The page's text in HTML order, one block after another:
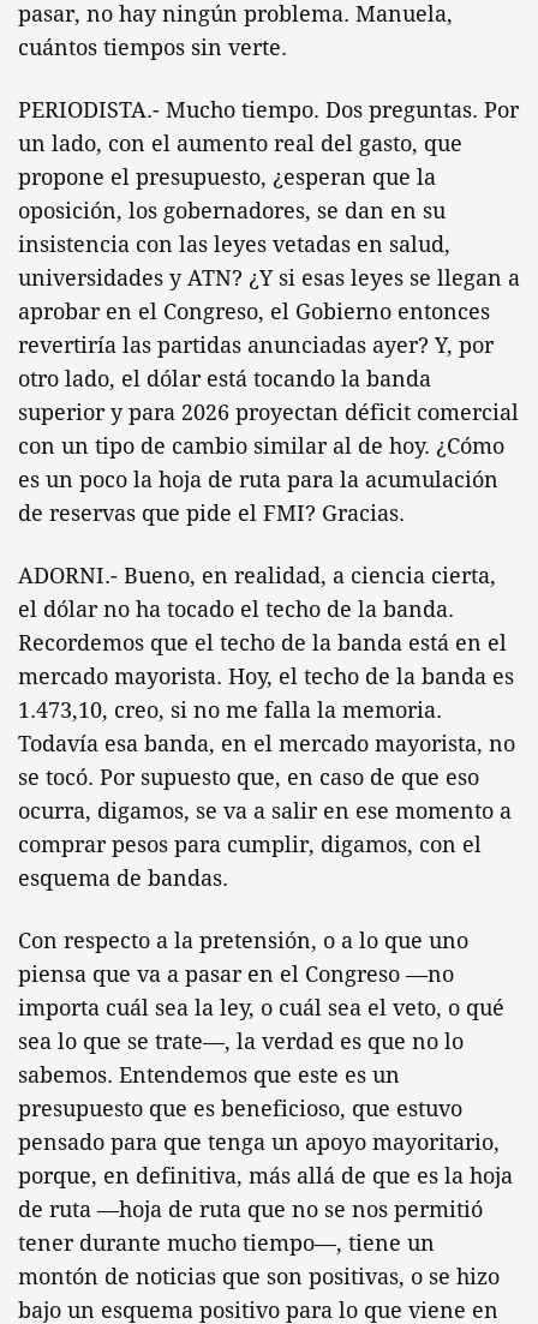
pasar, no hay ningún problema. Manuela,
cuántos tiempos sin verte.
PERIODISTA.- Mucho tiempo. Dos preguntas. Por
un lado, con el aumento real del gasto, que
propone el presupuesto, ¿esperan que la
oposición, los gobernadores, se dan en su
insistencia con las leyes vetadas en salud,
universidades y ATN? ¿Y si esas leyes se llegan a
aprobar en el Congreso, el Gobierno entonces
revertiría las partidas anunciadas ayer? Y, por
otro lado, el dólar está tocando la banda
superior y para 2026 proyectan déficit comercial
con un tipo de cambio similar al de hoy. ¿Cómo
es un poco la hoja de ruta para la acumulación
de reservas que pide el FMI? Gracias.
ADORNI.- Bueno, en realidad, a ciencia cierta,
el dólar no ha tocado el techo de la banda.
Recordemos que el techo de la banda está en el
mercado mayorista. Hoy, el techo de la banda es
1.473,10, creo, si no me falla la memoria.
Todavía esa banda, en el mercado mayorista, no
se tocó. Por supuesto que, en caso de que eso
ocurra, digamos, se va a salir en ese momento a
comprar pesos para cumplir, digamos, con el
esquema de bandas.
Con respecto a la pretensión, o a lo que uno
piensa que va a pasar en el Congreso —no
importa cuál sea la ley, o cuál sea el veto, o qué
sea lo que se trate—, la verdad es que no lo
sabemos. Entendemos que este es un
presupuesto que es beneficioso, que estuvo
pensado para que tenga un apoyo mayoritario,
porque, en definitiva, más allá de que es la hoja
de ruta —hoja de ruta que no se nos permitió
tener durante mucho tiempo—, tiene un
montón de noticias que son positivas, o se hizo
bajo un esquema positivo para lo que viene en